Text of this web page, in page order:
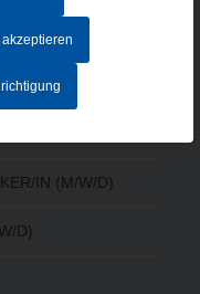
(M/W/D) - Vollzeit
IN (M/W/D)
D)